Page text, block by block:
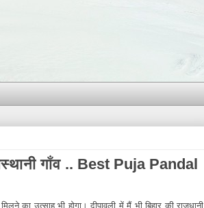
गाँव .. Best Puja Pandal
का उत्साह भी होगा। दीपावली में मैं भी बिहार की राजधानी